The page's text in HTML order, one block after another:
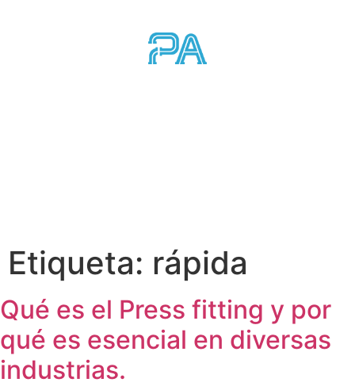
Etiqueta: rápida
Qué es el Press fitting y por
qué es esencial en diversas
industrias.